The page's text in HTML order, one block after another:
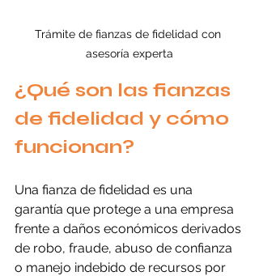
Trámite de fianzas de fidelidad con
asesoría experta
¿Qué son las fianzas
de fidelidad y cómo
funcionan?
Una fianza de fidelidad es una
garantía que protege a una empresa
frente a daños económicos derivados
de robo, fraude, abuso de confianza
o manejo indebido de recursos por